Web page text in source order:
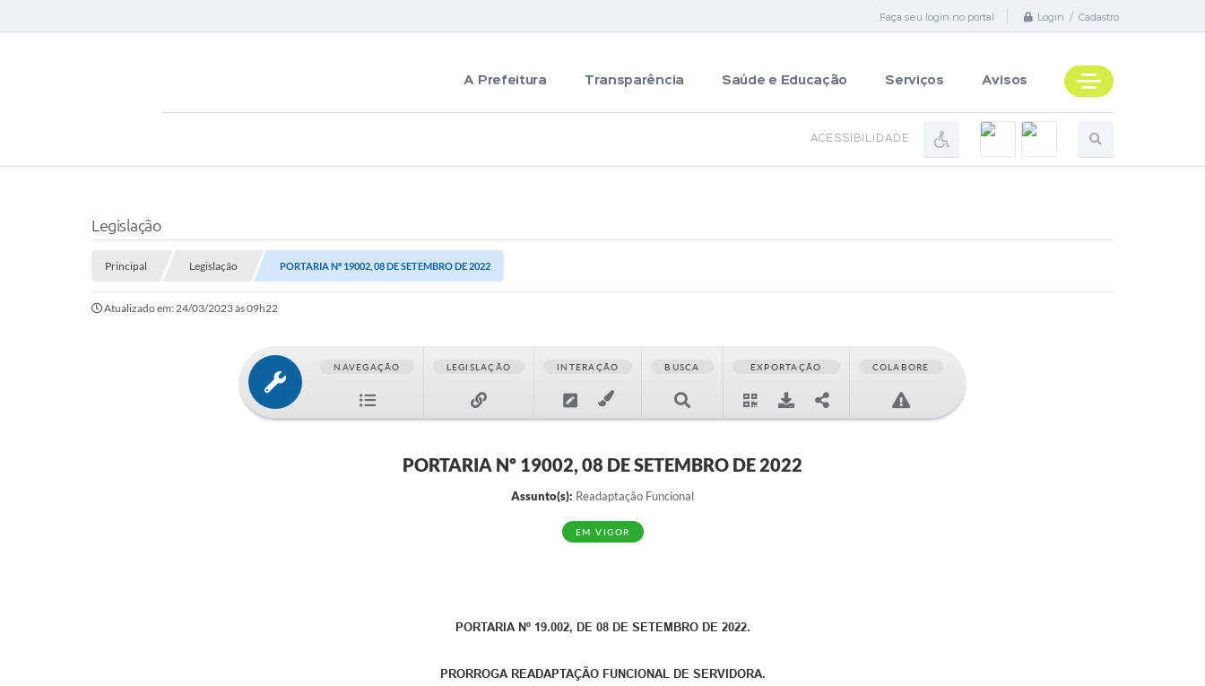
Faça seu login no portal Login / Cadastro
A Prefeitura Transparência Saúde e Educação Serviços Avisos
ACESSIBILIDADE
Legislação
Principal Legislação PORTARIA Nº 19002, 08 DE SETEMBRO DE 2022
Atualizado em: 24/03/2023 às 09h22
NAVEGAÇÃO LEGISLAÇÃO INTERAÇÃO BUSCA EXPORTAÇÃO COLABORE
PORTARIA Nº 19002, 08 DE SETEMBRO DE 2022
Assunto(s): Readaptação Funcional
EM VIGOR
PORTARIA Nº 19.002, DE 08 DE SETEMBRO DE 2022.
PRORROGA READAPTAÇÃO FUNCIONAL DE SERVIDORA.